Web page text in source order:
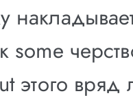
some
этого вряд